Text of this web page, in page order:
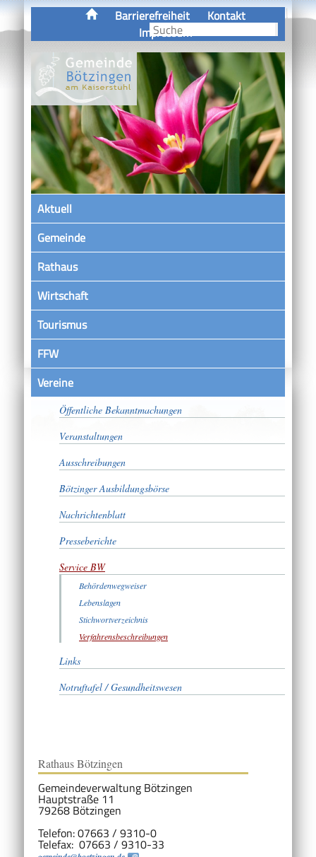
Barrierefreiheit
Kontakt
Impressum
Aktuell
Gemeinde
Rathaus
Wirtschaft
Tourismus
FFW
VereineSatzungen
Öffentliche Bekanntmachungen
Veranstaltungen
Ausschreibungen
Bötzinger Ausbildungsbörse
Nachrichtenblatt
Presseberichte
Service BW
Behördenwegweiser
Lebenslagen
Stichwortverzeichnis
Verfahrensbeschreibungen
Links
Notruftafel / Gesundheitswesen
Rathaus Bötzingen
Gemeindeverwaltung Bötzingen
Hauptstraße 11
79268 Bötzingen
Telefon: 07663 / 9310-0
Telefax: 07663 / 9310-33